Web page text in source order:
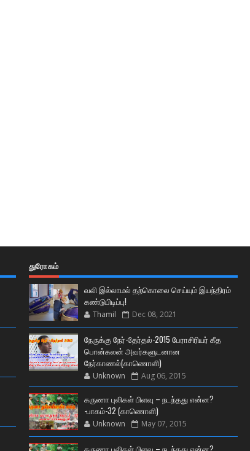
துரோகம்
வலி இல்லாமல் தற்கொலை செய்யும் இயந்திரம்
கண்டுபிடிப்பு!
Thamil Dec 08, 2021
நேருக்கு நேர்-தேர்தல்-2015 பேராசிரியர் கீத
பொன்கலன் அவர்களுடனான
நேர்காணல்(காணொளி)
Unknown Aug 06, 2015
கருணா புலிகள் பிளவு – நடந்தது என்ன?
-பாகம்-32 (காணொளி)
Unknown May 07, 2015
கருணா புலிகள் பிளவு – நடந்தது என்ன?